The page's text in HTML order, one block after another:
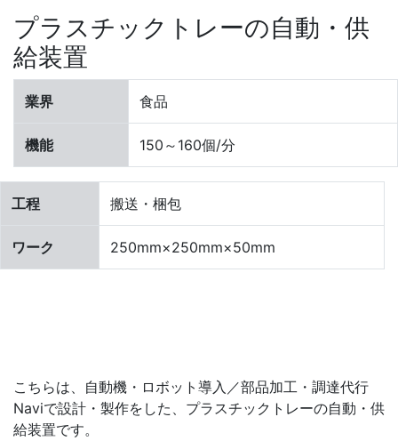
プラスチックトレーの自動・供
給装置
業界 食品
機能 150～160個/分
工程 搬送・梱包
ワーク 250mm×250mm×50mm
こちらは、自動機・ロボット導入／部品加工・調達代行
Naviで設計・製作をした、プラスチックトレーの自動・供
給装置です。